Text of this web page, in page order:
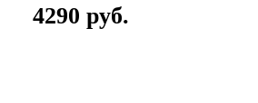
4290